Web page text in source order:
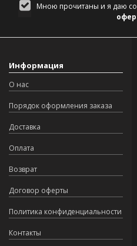
Мною прочитаны и я даю
Информация
О нас
Порядок оформления заказа
Доставка
Оплата
Возврат
Договор оферты
Политика конфиденциальности
Контакты